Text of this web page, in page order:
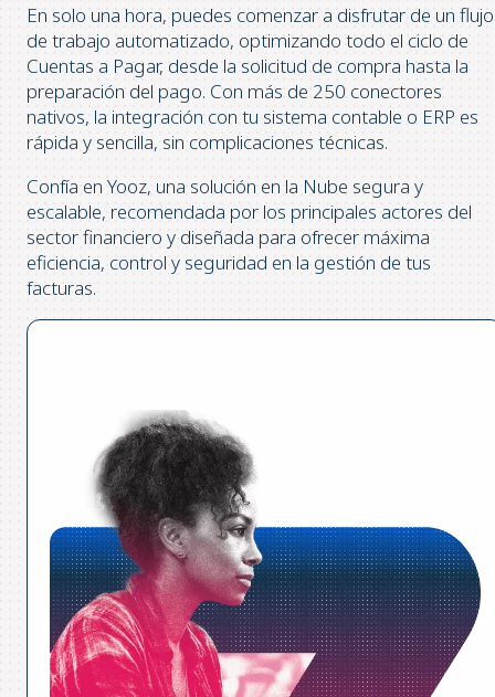
En solo una hora, puedes comenzar a disfrutar de un flujo
de trabajo automatizado, optimizando todo el ciclo de
Cuentas a Pagar, desde la solicitud de compra hasta la
preparación del pago. Con más de 250 conectores
nativos, la integración con tu sistema contable o ERP es
rápida y sencilla, sin complicaciones técnicas.
Confía en Yooz, una solución en la Nube segura y
escalable, recomendada por los principales actores del
sector financiero y diseñada para ofrecer máxima
eficiencia, control y seguridad en la gestión de tus
facturas.